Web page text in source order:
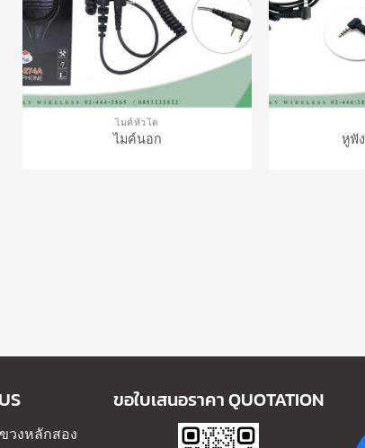
ไมค์หัวโต
ไมค์นอก หูฟั
วงหลักสอง
ขอใบเสนอราคา QUOTATION